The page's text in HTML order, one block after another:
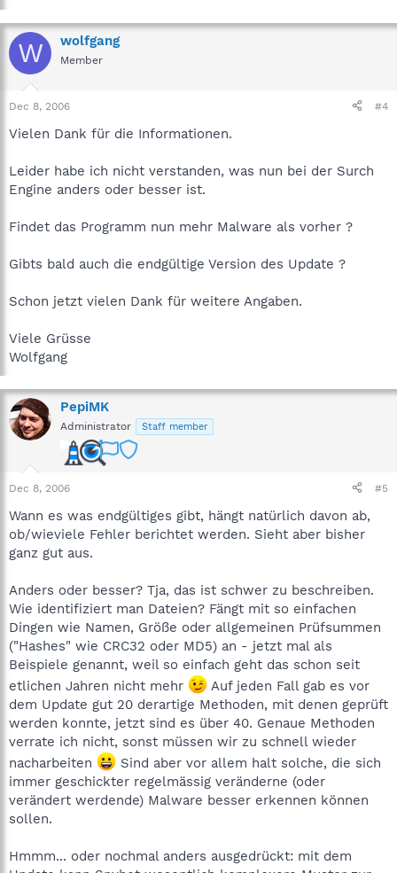
W wolfgang
Member
Dec 8, 2006 #4
Vielen Dank für die Informationen.
Leider habe ich nicht verstanden, was nun bei der Surch
Engine anders oder besser ist.
Findet das Programm nun mehr Malware als vorher ?
Gibts bald auch die endgültige Version des Update ?
Schon jetzt vielen Dank für weitere Angaben.
Viele Grüsse
Wolfgang
PepiMK
Administrator Staff member
Dec 8, 2006 #5
Wann es was endgültiges gibt, hängt natürlich davon ab,
ob/wieviele Fehler berichtet werden. Sieht aber bisher
ganz gut aus.
Anders oder besser? Tja, das ist schwer zu beschreiben.
Wie identifiziert man Dateien? Fängt mit so einfachen
Dingen wie Namen, Größe oder allgemeinen Prüfsummen
("Hashes" wie CRC32 oder MD5) an - jetzt mal als
Beispiele genannt, weil so einfach geht das schon seit
etlichen Jahren nicht mehr
Auf jeden Fall gab es vor
dem Update gut 20 derartige Methoden, mit denen geprüft
werden konnte, jetzt sind es über 40. Genaue Methoden
verrate ich nicht, sonst müssen wir zu schnell wieder
nacharbeiten
Sind aber vor allem halt solche, die sich
immer geschickter regelmässig veränderne (oder
verändert werdende) Malware besser erkennen können
sollen.
Hmmm... oder nochmal anders ausgedrückt: mit dem